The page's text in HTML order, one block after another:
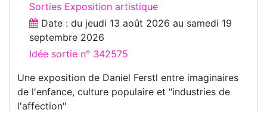
Sorties Exposition artistique
Date : du jeudi 13 août 2026 au samedi 19
septembre 2026
Idée sortie n° 342575
Une exposition de Daniel Ferstl entre imaginaires
de l'enfance, culture populaire et "industries de
l'affection"